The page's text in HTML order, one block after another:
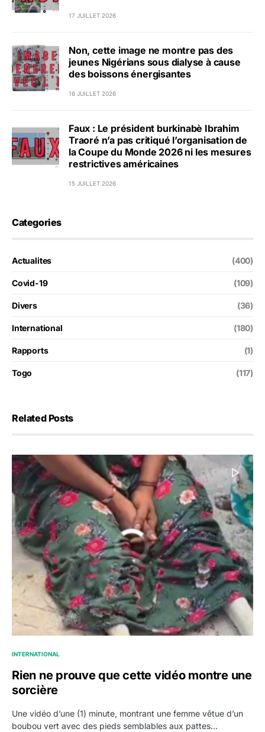
17 JUILLET 2026
Non, cette image ne montre pas des
jeunes Nigérians sous dialyse à cause
des boissons énergisantes
16 JUILLET 2026
Faux : Le président burkinabè Ibrahim
Traoré n’a pas critiqué l’organisation de
la Coupe du Monde 2026 ni les mesures
restrictives américaines
15 JUILLET 2026
Categories
Actualites (400)
Covid-19 (109)
Divers (36)
International (180)
Rapports (1)
Togo (117)
Related Posts
INTERNATIONAL
Rien ne prouve que cette vidéo montre une
sorcière
Une vidéo d’une (1) minute, montrant une femme vêtue d’un
boubou vert avec des pieds semblables aux pattes…